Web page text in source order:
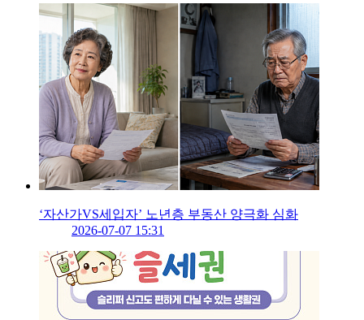
‘자산가VS세입자’ 노년층 부동산 양극화 심화
2026-07-07 15:31